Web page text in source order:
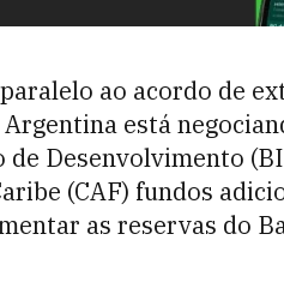
ao acordo de
está
Desenvolvimento
(CAF) fundos
as reservas do